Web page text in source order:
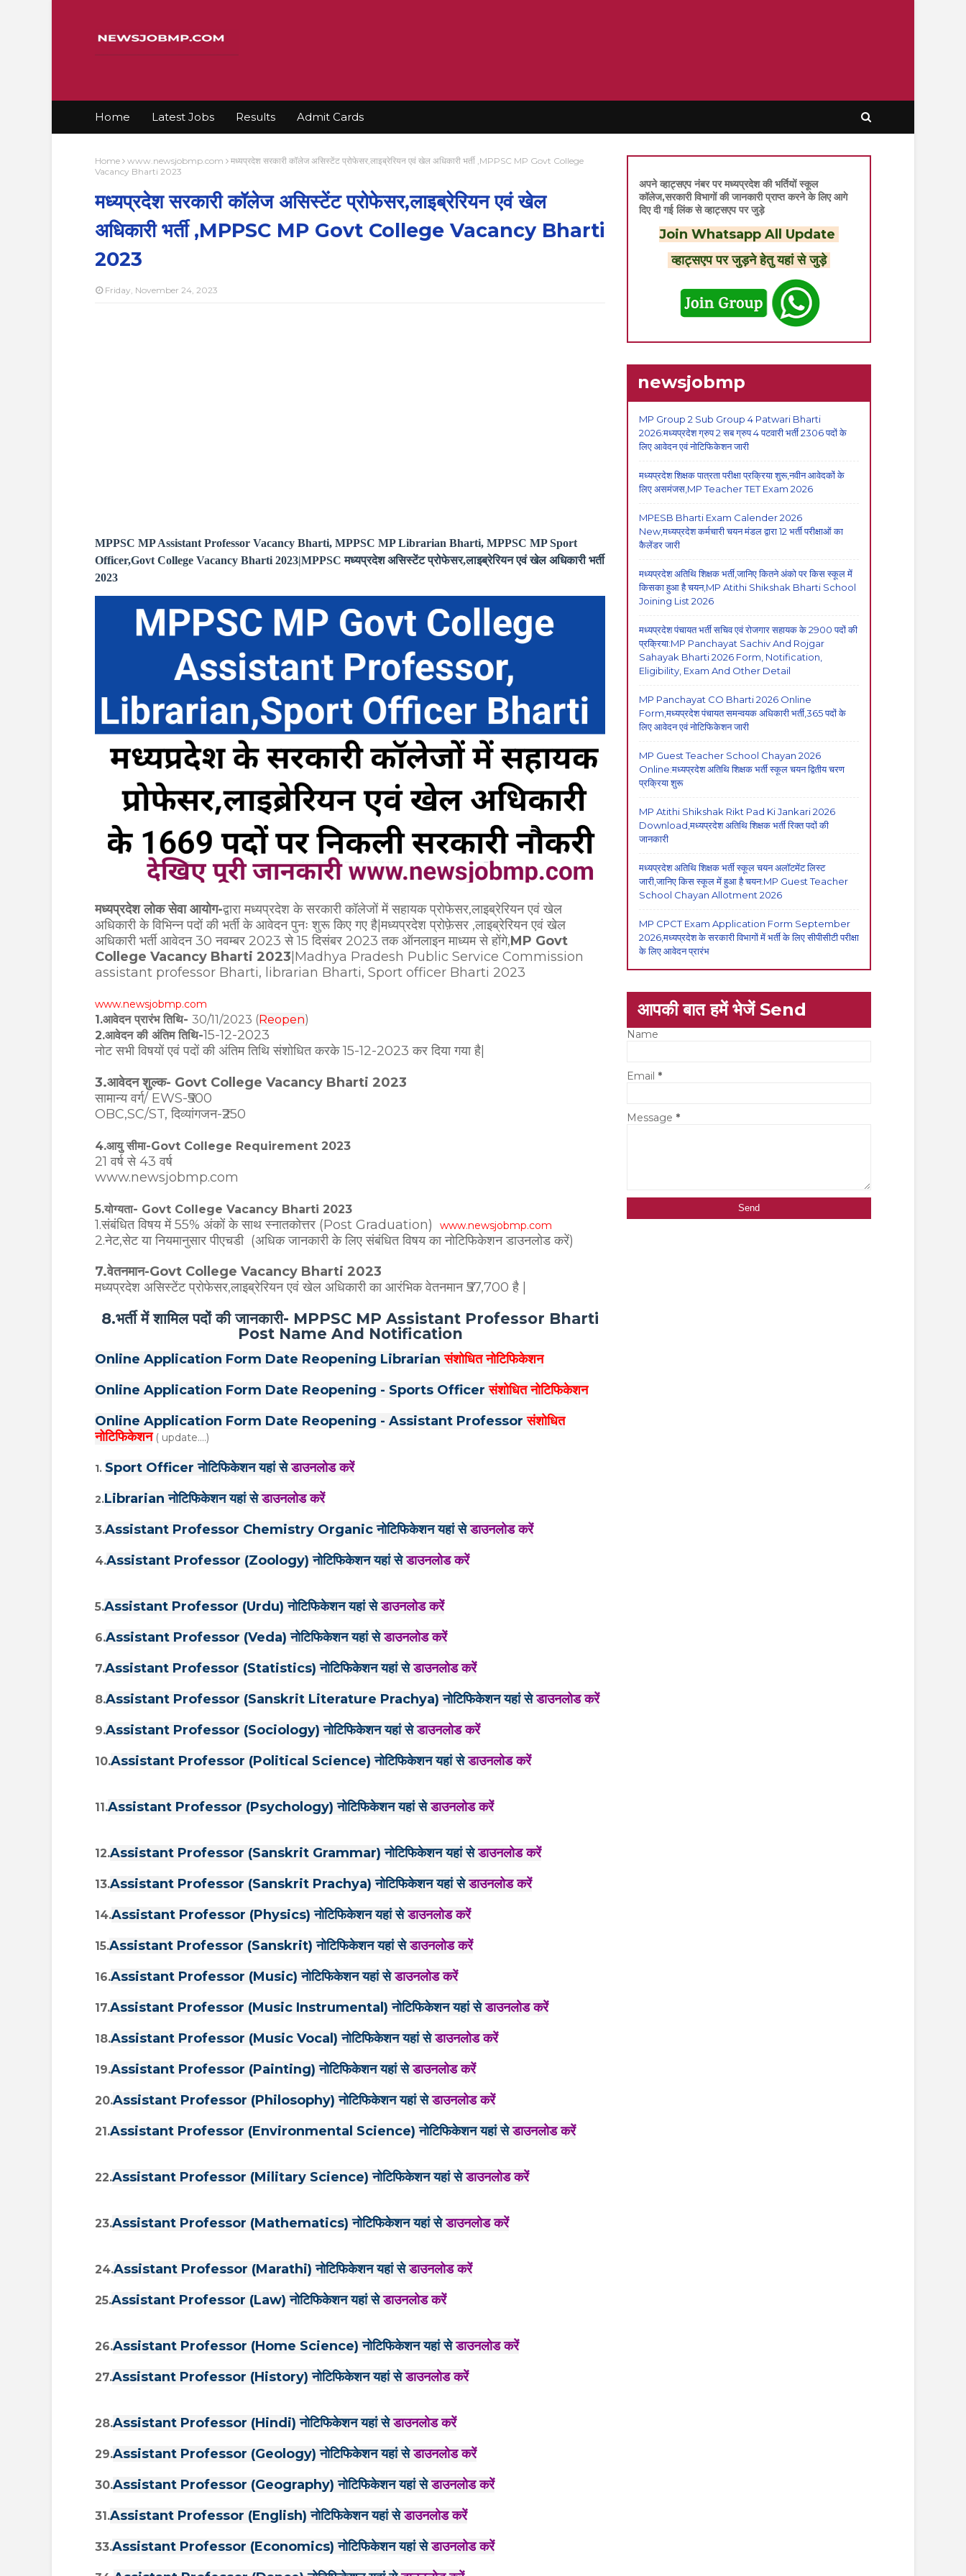
Home Latest Jobs Results Admit Cards
Home www.newsjobmp.com
मध्यप्रदेश सरकारी कॉलेज असिस्टेंट प्रोफेसर,लाइब्रेरियन एवं खेल अधिकारी भर्ती ,MPPSC MP Govt College
Vacancy Bharti 2023
मध्यप्रदेश सरकारी कॉलेज असिस्टेंट प्रोफेसर,लाइब्रेरियन एवं खेल
अधिकारी भर्ती ,MPPSC MP Govt College Vacancy Bharti
2023
Friday, November 24, 2023
MPPSC MP Assistant Professor Vacancy Bharti, MPPSC MP Librarian Bharti, MPPSC MP Sport
Officer,Govt College Vacancy Bharti 2023|MPPSC मध्यप्रदेश असिस्टेंट प्रोफेसर,लाइब्रेरियन एवं खेल अधिकारी भर्ती
2023
मध्यप्रदेश लोक सेवा आयोग-द्वारा मध्यप्रदेश के सरकारी कॉलेजों में सहायक प्रोफेसर,लाइब्रेरियन एवं खेल
अधिकारी के विभिन्न पदों की भर्ती के आवेदन पुनः शुरू किए गए है|मध्यप्रदेश प्रोफ़ेसर ,लाइब्रेरियन एवं खेल
अधिकारी भर्ती आवेदन 30 नवम्बर 2023 से 15 दिसंबर 2023 तक ऑनलाइन माध्यम से होंगे,MP Govt
College Vacancy Bharti 2023 |Madhya Pradesh Public Service Commission
assistant professor Bharti, librarian Bharti, Sport officer Bharti 2023
www.newsjobmp.com
1.आवेदन प्रारंभ तिथि- 30/11/2023 ( Reopen)
2.आवेदन की अंतिम तिथि-15-12-2023
नोट सभी विषयों एवं पदों की अंतिम तिथि संशोधित करके 15-12-2023 कर दिया गया है|
3.आवेदन शुल्क- Govt College Vacancy Bharti 2023
सामान्य वर्ग/ EWS-₹500
OBC,SC/ST, दिव्यांगजन-₹250
4.आयु सीमा-Govt College Requirement 2023
21 वर्ष से 43 वर्ष
www.newsjobmp.com
5.योग्यता- Govt College Vacancy Bharti 2023
1.संबंधित विषय में 55% अंकों के साथ स्नातकोत्तर (Post Graduation) www.newsjobmp.com
2.नेट,सेट या नियमानुसार पीएचडी (अधिक जानकारी के लिए संबंधित विषय का नोटिफिकेशन डाउनलोड करें)
7.वेतनमान-Govt College Vacancy Bharti 2023
मध्यप्रदेश असिस्टेंट प्रोफेसर,लाइब्रेरियन एवं खेल अधिकारी का आरंभिक वेतनमान ₹57,700 है |
8.भर्ती में शामिल पदों की जानकारी- MPPSC MP Assistant Professor Bharti
Post Name And Notification
Online Application Form Date Reopening Librarianसंशोधित नोटिफिकेशन
Online Application Form Date Reopening - Sports Officerसंशोधित नोटिफिकेशन
Online Application Form Date Reopening - Assistant Professorसंशोधित
नोटिफिकेशन( update....)
1. Sport Officer नोटिफिकेशन यहां सेडाउनलोड करें
2.Librarian नोटिफिकेशन यहां सेडाउनलोड करें
3.Assistant Professor Chemistry Organic नोटिफिकेशन यहां सेडाउनलोड करें
4.Assistant Professor (Zoology) नोटिफिकेशन यहां सेडाउनलोड करें
5.Assistant Professor (Urdu) नोटिफिकेशन यहां सेडाउनलोड करें
6.Assistant Professor (Veda) नोटिफिकेशन यहां सेडाउनलोड करें
7.Assistant Professor (Statistics) नोटिफिकेशन यहां सेडाउनलोड करें
8.Assistant Professor (Sanskrit Literature Prachya) नोटिफिकेशन यहां सेडाउनलोड करें
9.Assistant Professor (Sociology) नोटिफिकेशन यहां सेडाउनलोड करें
10.Assistant Professor (Political Science) नोटिफिकेशन यहां सेडाउनलोड करें
11.Assistant Professor (Psychology) नोटिफिकेशन यहां सेडाउनलोड करें
12.Assistant Professor (Sanskrit Grammar) नोटिफिकेशन यहां सेडाउनलोड करें
13.Assistant Professor (Sanskrit Prachya) नोटिफिकेशन यहां सेडाउनलोड करें
14.Assistant Professor (Physics) नोटिफिकेशन यहां सेडाउनलोड करें
15.Assistant Professor (Sanskrit) नोटिफिकेशन यहां सेडाउनलोड करें
16.Assistant Professor (Music) नोटिफिकेशन यहां सेडाउनलोड करें
17.Assistant Professor (Music Instrumental) नोटिफिकेशन यहां सेडाउनलोड करें
18.Assistant Professor (Music Vocal) नोटिफिकेशन यहां सेडाउनलोड करें
19.Assistant Professor (Painting) नोटिफिकेशन यहां सेडाउनलोड करें
20.Assistant Professor (Philosophy) नोटिफिकेशन यहां सेडाउनलोड करें
21.Assistant Professor (Environmental Science) नोटिफिकेशन यहां सेडाउनलोड करें
22.Assistant Professor (Military Science) नोटिफिकेशन यहां सेडाउनलोड करें
23.Assistant Professor (Mathematics) नोटिफिकेशन यहां सेडाउनलोड करें
24.Assistant Professor (Marathi) नोटिफिकेशन यहां सेडाउनलोड करें
25.Assistant Professor (Law) नोटिफिकेशन यहां सेडाउनलोड करें
26.Assistant Professor (Home Science) नोटिफिकेशन यहां सेडाउनलोड करें
27.Assistant Professor (History) नोटिफिकेशन यहां सेडाउनलोड करें
28.Assistant Professor (Hindi) नोटिफिकेशन यहां सेडाउनलोड करें
29.Assistant Professor (Geology) नोटिफिकेशन यहां सेडाउनलोड करें
30.Assistant Professor (Geography) नोटिफिकेशन यहां सेडाउनलोड करें
31.Assistant Professor (English) नोटिफिकेशन यहां सेडाउनलोड करें
33.Assistant Professor (Economics) नोटिफिकेशन यहां सेडाउनलोड करें
अपने व्हाट्सएप नंबर पर मध्यप्रदेश की भर्तियों स्कूल
कॉलेज,सरकारी विभागों की जानकारी प्राप्त करने के लिए आगे
दिए दी गई लिंक से व्हाट्सएप पर जुड़े
Join Whatsapp All Update
व्हाट्सएप पर जुड़ने हेतु यहां से जुड़े
newsjobmp
MP Group 2 Sub Group 4 Patwari Bharti
2026:मध्यप्रदेश ग्रुप 2 सब ग्रुप 4 पटवारी भर्ती 2306 पदों के
लिए आवेदन एवं नोटिफिकेशन जारी
मध्यप्रदेश शिक्षक पात्रता परीक्षा प्रक्रिया शुरू,नवीन आवेदकों के
लिए असमंजस,MP Teacher TET Exam 2026
MPESB Bharti Exam Calender 2026
New,मध्यप्रदेश कर्मचारी चयन मंडल द्वारा 12 भर्ती परीक्षाओं का
कैलेंडर जारी
मध्यप्रदेश अतिथि शिक्षक भर्ती,जानिए कितने अंको पर किस स्कूल में
किसका हुआ है चयन,MP Atithi Shikshak Bharti School
Joining List 2026
मध्यप्रदेश पंचायत भर्ती सचिव एवं रोजगार सहायक के 2900 पदों की
प्रक्रिया:MP Panchayat Sachiv And Rojgar
Sahayak Bharti 2026 Form, Notification,
Eligibility, Exam And Other Detail
MP Panchayat CO Bharti 2026 Online
Form,मध्यप्रदेश पंचायत समन्वयक अधिकारी भर्ती,365 पदों के
लिए आवेदन एवं नोटिफिकेशन जारी
MP Guest Teacher School Chayan 2026
Online:मध्यप्रदेश अतिथि शिक्षक भर्ती स्कूल चयन द्वितीय चरण
प्रक्रिया शुरू
MP Atithi Shikshak Rikt Pad Ki Jankari 2026
Download,मध्यप्रदेश अतिथि शिक्षक भर्ती रिक्त पदों की
जानकारी
मध्यप्रदेश अतिथि शिक्षक भर्ती स्कूल चयन अलॉटमेंट लिस्ट
जारी,जानिए किस स्कूल में हुआ है चयन:MP Guest Teacher
School Chayan Allotment 2026
MP CPCT Exam Application Form September
2026,मध्यप्रदेश के सरकारी विभागों में भर्ती के लिए सीपीसीटी परीक्षा
के लिए आवेदन प्रारंभ
आपकी बात हमें भेजें Send
Name
Email *
Message *